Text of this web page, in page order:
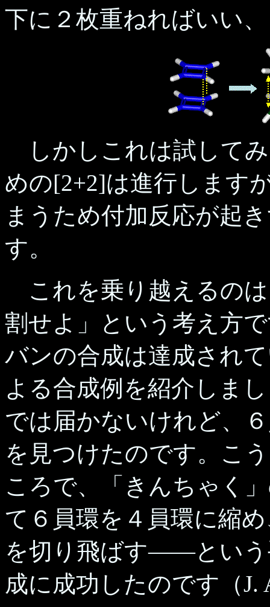
下に２枚重ねればいい
しかしこれは試して
めの[2+2]は進行します
まうため付加反応が起
す。
これを乗り越えるの
割せよ」という考え方
バンの合成は達成され
よる合成例を紹介しま
では届かないけれど、
を見つけたのです。こ
ころで、「きんちゃく
て６員環を４員環に縮
を切り飛ばす――という
成に成功したのです（J.